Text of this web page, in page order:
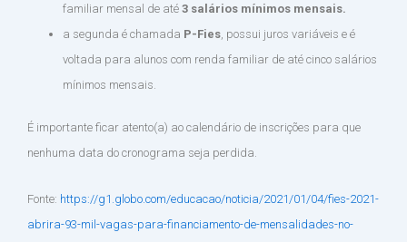
familiar mensal de até 3 salários mínimos mensais.
a segunda é chamada P-Fies , possui juros variáveis e é
voltada para alunos com renda familiar de até cinco salários
mínimos mensais.
É importante ficar atento(a) ao calendário de inscrições para que
nenhuma data do cronograma seja perdida.
Fonte: https://g1.globo.com/educacao/noticia/2021/01/04/fies-2021-
abrira-93-mil-vagas-para-financiamento-de-mensalidades-no-